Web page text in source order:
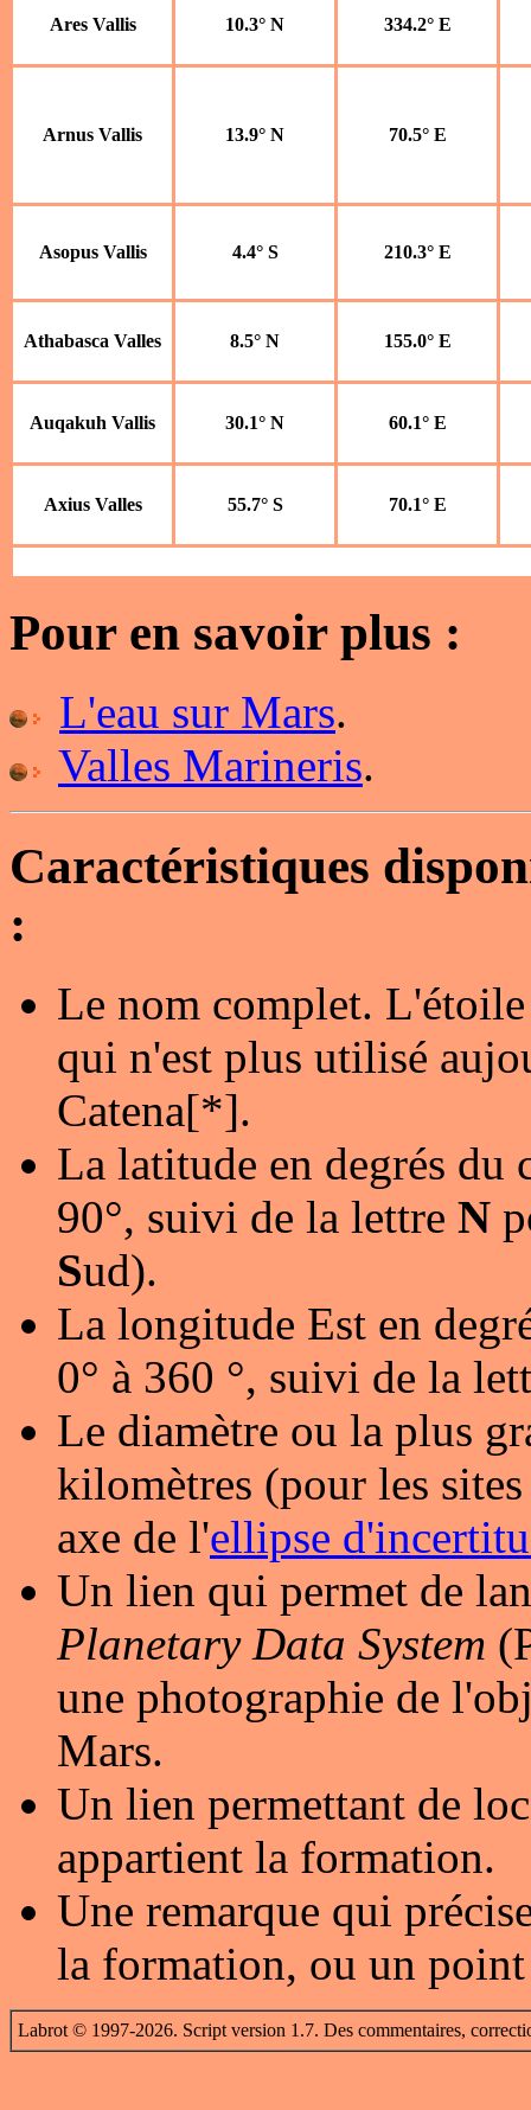
Ares Vallis 10.3° N 334.2° E
Arnus Vallis 13.9° N 70.5° E
Asopus Vallis 4.4° S 210.3° E
Athabasca Valles 8.5° N 155.0° E
Auqakuh Vallis 30.1° N 60.1° E
Axius Valles 55.7° S 70.1° E
Pour en savoir plus :
L'eau sur Mars.
Valles Marineris.
Caractéristiques
:
Le nom complet.
qui n'est plus utilisé
Catena[*].
La latitude en degrés du
90°, suivi de la lettre N
Sud).
La longitude Est en
0° à 360 °, suivi de la
Le diamètre ou la plus
kilomètres (pour les
axe de l'ellipse
Un lien qui permet de
Planetary Data System
une photographie de
Mars.
Un lien permettant de
appartient la formation.
Une remarque qui
la formation, ou un
Labrot © 1997-2026. Script version 1.7. Des commentaires,